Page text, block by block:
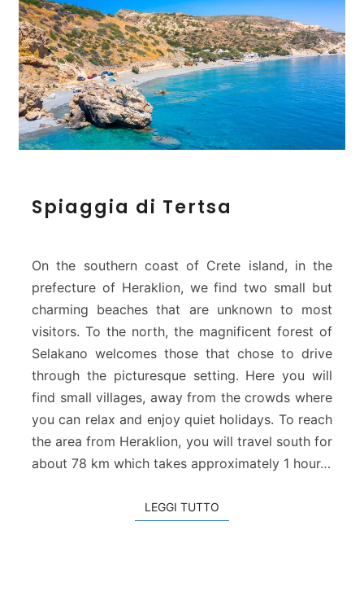
p
g
i
a
d
i
T
r
t
s
a
Spiaggia di Tertsa
On the southern coast of Crete island, in the
prefecture of Heraklion, we find two small but
charming beaches that are unknown to most
visitors. To the north, the magnificent forest of
Selakano welcomes those that chose to drive
through the picturesque setting. Here you will
find small villages, away from the crowds where
you can relax and enjoy quiet holidays. To reach
the area from Heraklion, you will travel south for
about 78 km which takes approximately 1 hour…
LEGGI TUTTO